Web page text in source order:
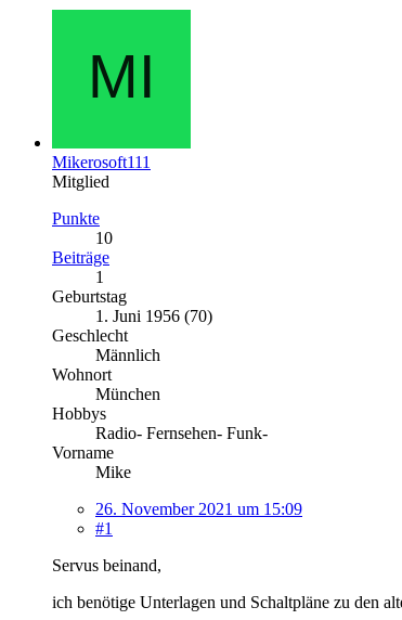
Mikerosoft111
Mitglied
Punkte
10
Beiträge
1
Geburtstag
1. Juni 1956 (70)
Geschlecht
Männlich
Wohnort
München
Hobbys
Radio- Fernsehen- Funk-
Vorname
Mike
26. November 2021 um 15:09
#1
Servus beinand,
ich benötige Unterlagen und Schaltpläne zu den